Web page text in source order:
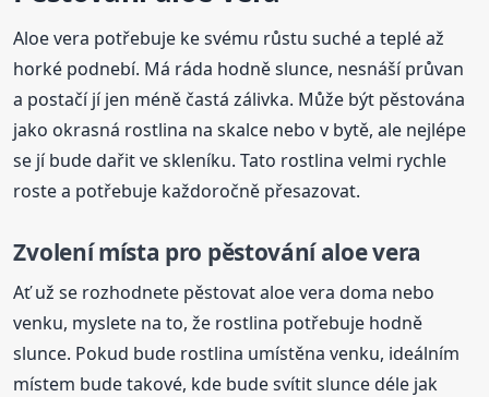
Aloe vera potřebuje ke svému růstu suché a teplé až
horké podnebí. Má ráda hodně slunce, nesnáší průvan
a postačí jí jen méně častá zálivka. Může být pěstována
jako okrasná rostlina na skalce nebo v bytě, ale nejlépe
se jí bude dařit ve skleníku. Tato rostlina velmi rychle
roste a potřebuje každoročně přesazovat.
Zvolení místa pro pěstování aloe vera
Ať už se rozhodnete pěstovat aloe vera doma nebo
venku, myslete na to, že rostlina potřebuje hodně
slunce. Pokud bude rostlina umístěna venku, ideálním
místem bude takové, kde bude svítit slunce déle jak